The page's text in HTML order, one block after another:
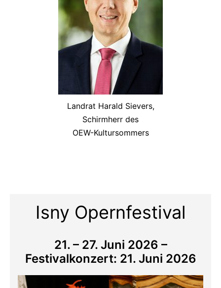
Landrat Harald Sievers,
Schirmherr des
OEW-Kultursommers
Isny Opernfestival
21. – 27. Juni 2026 –
Festivalkonzert: 21. Juni 2026